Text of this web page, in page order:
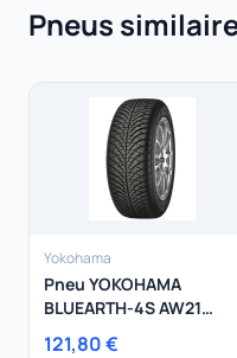
Pneus
Yokohama
Pneu YOKOHAMA
BLUEARTH-4S AW21
235/55R19 105W
121,80 €